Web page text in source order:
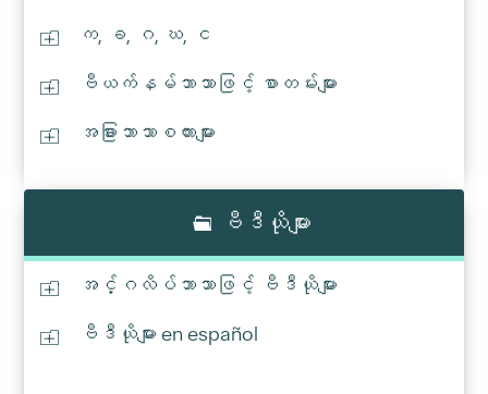
က, ခ, ဂ, ဃ, င
ဗီယက်နမ်ဘာသာဖြင့် စာတမ်းများ
အခြားဘာသာစကားများ
ဗီဒီယိုများ
အင်္ဂလိပ်ဘာသာဖြင့် ဗီဒီယိုများ
ဗီဒီယိုများ en español